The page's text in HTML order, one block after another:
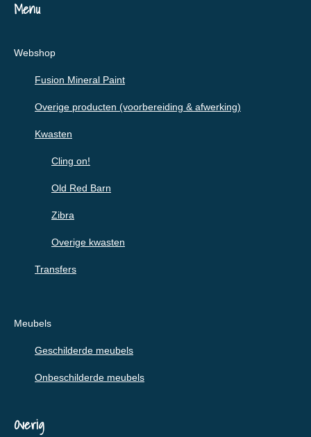
Menu
Webshop
Fusion Mineral Paint
Overige producten (voorbereiding & afwerking)
Kwasten
Cling on!
Old Red Barn
Zibra
Overige kwasten
Transfers
Meubels
Geschilderde meubels
Onbeschilderde meubels
Overig